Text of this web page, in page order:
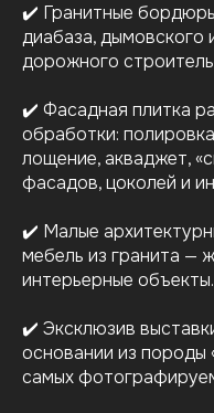
✔️ Гранитные
диабаза, дымовского
дорожного
✔️ Фасадная плитка
обработки:
лощение, акваджет,
фасадов, цоколей и
✔️ Малые
мебель из гранита —
интерьерные объекты.
✔️ Эксклюзив
основании из породы
самых